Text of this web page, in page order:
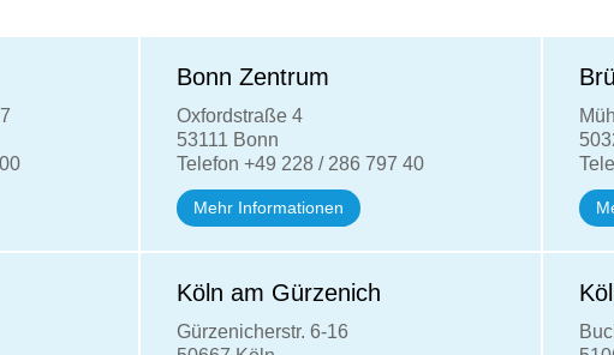
Bonn Zentrum
Oxfordstraße 4
53111 Bonn
Telefon +49 228 / 286 797 40
Mehr Informationen
Köln am Gürzenich
Gürzenicherstr. 6-16